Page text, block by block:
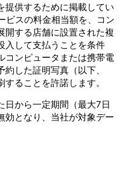
提供するために掲載してい
ビスの料金相当額を、コン
開する店舗に設置された複
入して支払うことを条件
コンピュータまたは携帯電
した証明写真（以下、
することを許諾します。
日から一定期間（最大7日
効となり、当社が対象デー